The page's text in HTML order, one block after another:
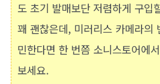
도 초기 발매보단 저렴하게 구입
꽤 괜찮은데, 미러리스 카메라의
민한다면 한 번쯤 소니스토어에
보세요.